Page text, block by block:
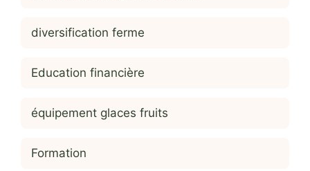
diversification ferme
Education financière
équipement glaces fruits
Formation